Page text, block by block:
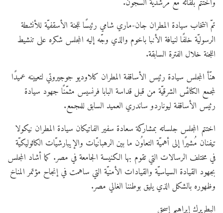
تمّ انتخاب سيادة المطران جان-ماري شامي رئيسًا للجنة الأسقفيّة للأنشطة
الرسوليّة خلفًا لنيافة الأنبا باخوم والذي وجّه إليه المجلس شكره على تنشيط
اللجنة خلال الفترة السابقة.
هنّأ المجلس سيادة رئيس الأساقفة المطران كلاوديو جوجيروتي لتعيينه عميدًا
لمجمع الكنائس الشرقيّة من قبل قداسة البابا فرنسيس مثمّنًا جهود سيادة
رئيس الأساقفة ليوناردو ساندري العميد السابق للمجمع.
اختتم المجلس جلساته بمشاركة سعادة سفير الفاتيكان سيادة المطران نيكولا
تيفنان مُشيرًا إلى أهميّة التعاوُن ما بين الرهبانيّات والإيبارشيّات الكاثوليكيّة
في مختلف الرسالات التي تقوم بها الكنيسة الجامعة في مصر. كما أشاد المجلس
بجهود القيادة السياسيّة والقيادات الأمنيّة التي ساهمت في إنجاح مؤتمر المناخ
وظهوره بالشكل الذي يليق بوطننا الغالي مصر.
البطريرك إبراهيم إسحق